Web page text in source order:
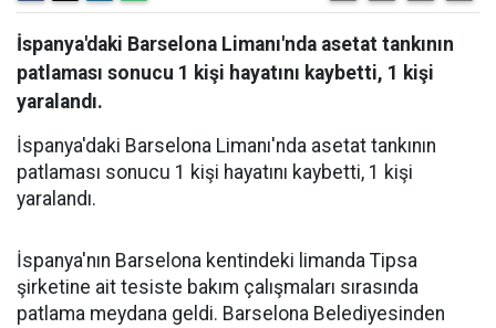
İspanya'daki Barselona Limanı'nda asetat tankının
patlaması sonucu 1 kişi hayatını kaybetti, 1 kişi
yaralandı.
İspanya'daki Barselona Limanı'nda asetat tankının
patlaması sonucu 1 kişi hayatını kaybetti, 1 kişi
yaralandı.
İspanya'nın Barselona kentindeki limanda Tipsa
şirketine ait tesiste bakım çalışmaları sırasında
patlama meydana geldi. Barselona Belediyesinden